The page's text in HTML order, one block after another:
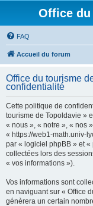
Office
FAQ
Accueil du forum
Office du tourisme
confidentialité
Cette politique de
tourisme de Topoldavie »
« nous », « notre », « nos
« https://web1-math.univ-
par « logiciel phpBB » et
collectées lors des
« vos informations »).
Vos informations sont
en naviguant sur « Office
génèrera un certain